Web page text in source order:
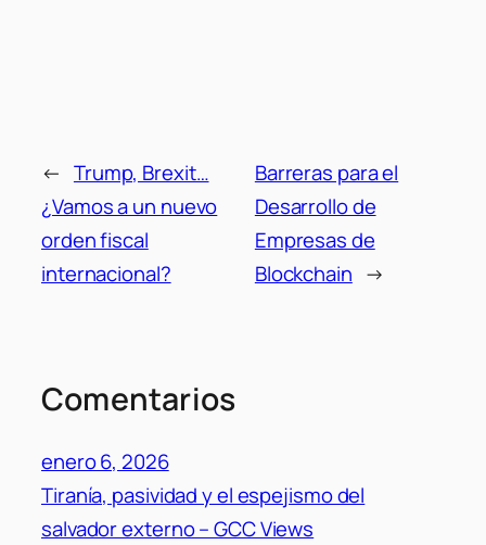
← Trump, Brexit…
¿Vamos a un nuevo
orden fiscal
internacional?
Barreras para el
Desarrollo de
Empresas de
Blockchain →
Comentarios
enero 6, 2026
Tiranía, pasividad y el espejismo del
salvador externo – GCC Views